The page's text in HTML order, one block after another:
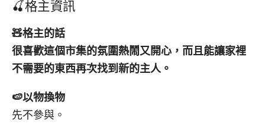
🍒格主資訊
🧸格主的話
很喜歡這個市集的氛圍熱鬧又開心，而且能讓家裡
不需要的東西再次找到新的主人。
🍉以物換物
先不參與。